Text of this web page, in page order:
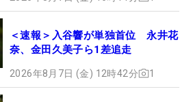
速報ばかり見ていて全然仕事に
われました（笑）。今年はたく
ミーからの）合格者がいるので
っていました（他には入谷、前
）」
＜速報＞入谷響が単独首位 永井花
奈、金田久美子ら1差追走
2026年8月7日 (金) 12時42分 1